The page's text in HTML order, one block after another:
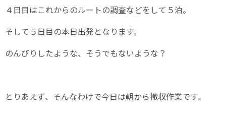
４日目はこれからのルートの調査などをして５泊。
そして５日目の本日出発となります。
のんびりしたような、そうでもないような？
とりあえず、そんなわけで今日は朝から撤収作業です。